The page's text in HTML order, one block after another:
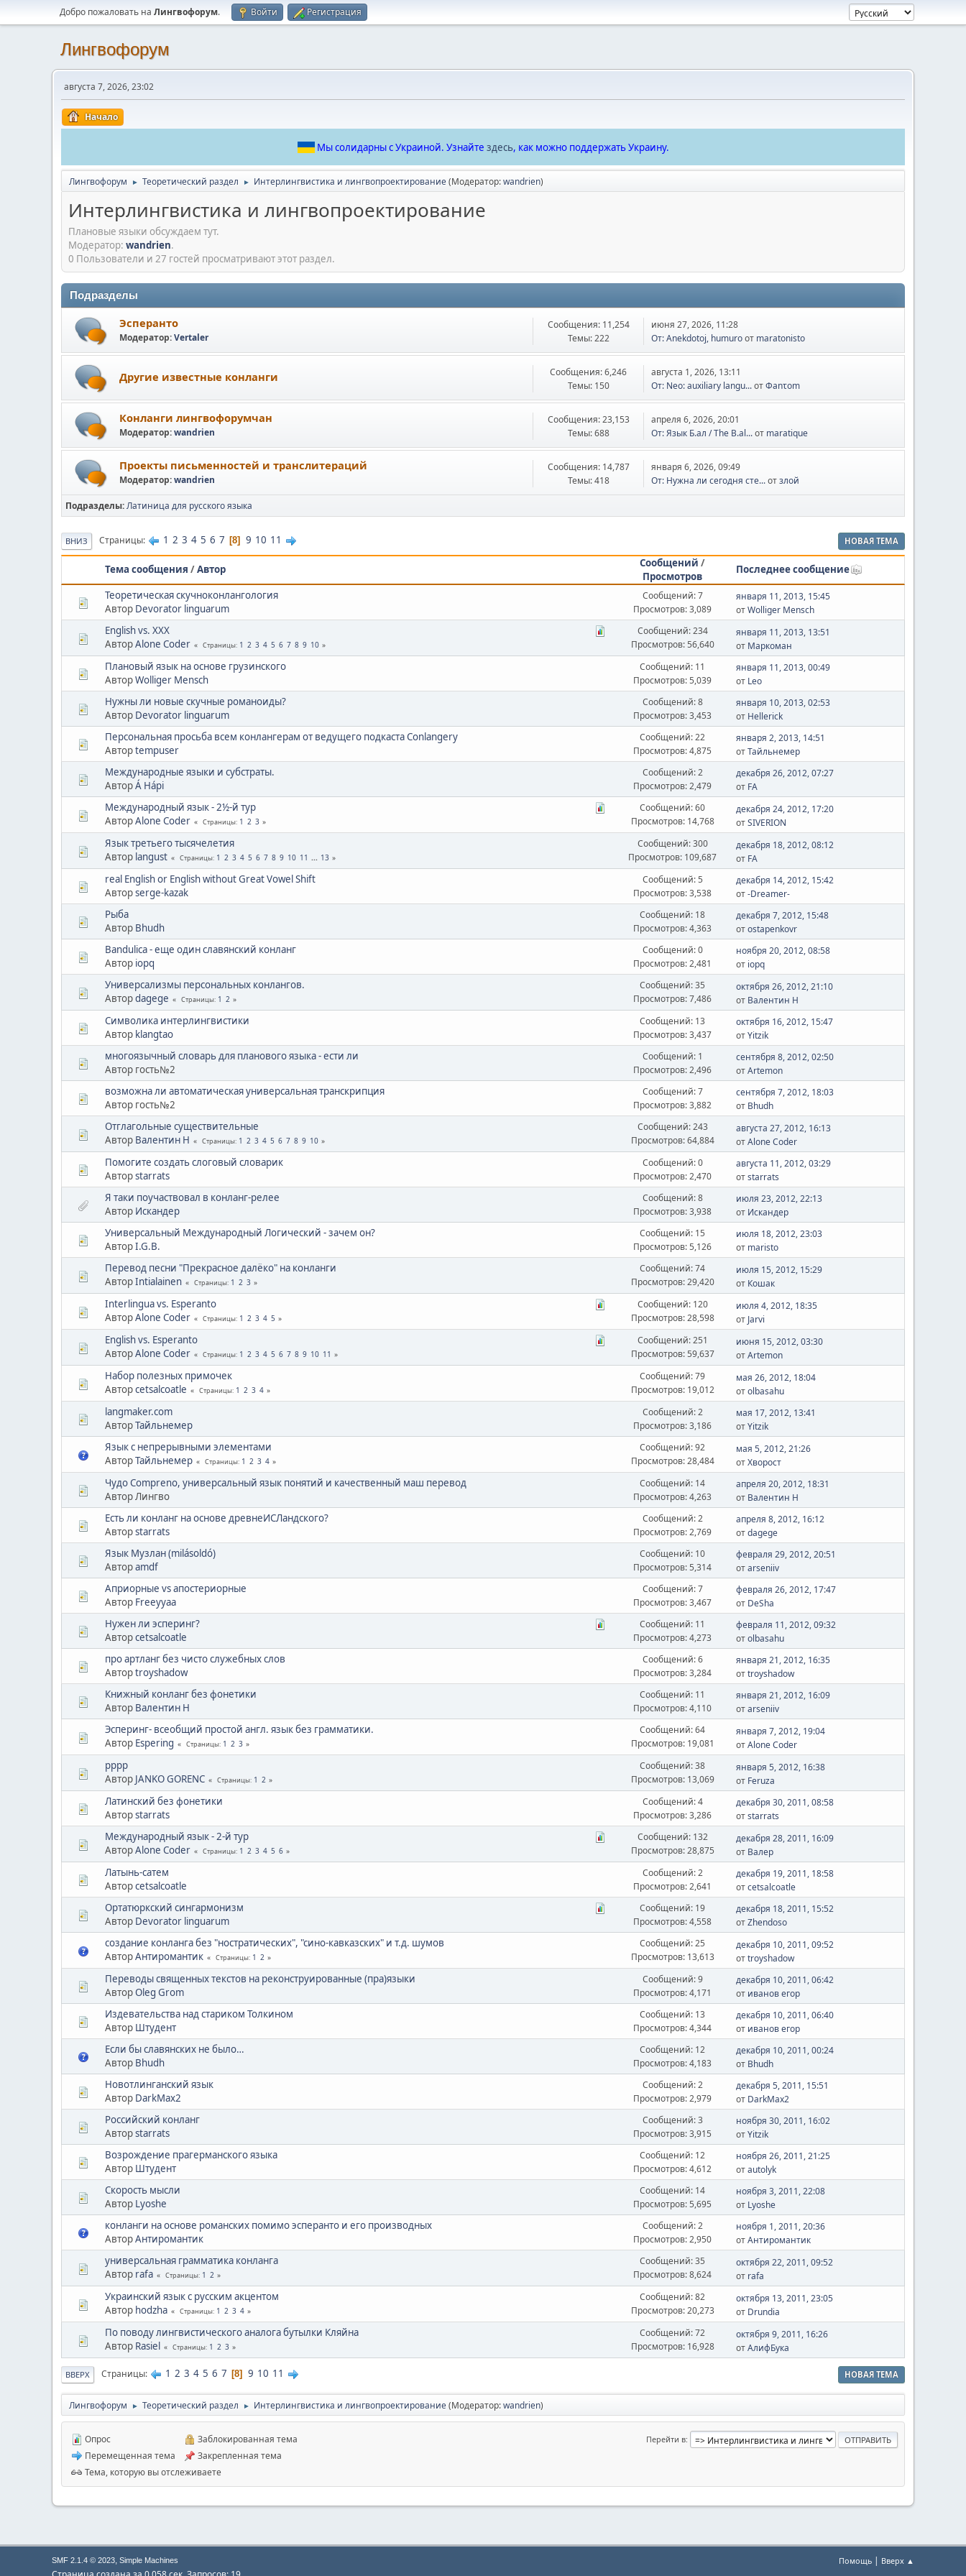
Добро пожаловать на Лингвофорум. Войти Регистрация
Лингвофорум
августа 7, 2026, 23:02
Начало
Мы солидарны с Украиной. Узнайте здесь, как можно поддержать Украину.
Лингвофорум ► Теоретический раздел ► Интерлингвистика и лингвопроектирование(Модератор:wandrien)
Интерлингвистика и лингвопроектирование
Плановые языки обсуждаем тут.
Модератор: wandrien.
0 Пользователи и 27 гостей просматривают этот раздел.
Подразделы
Эсперанто
Модератор:Vertaler
Сообщения: 11,254
Темы: 222
июня 27, 2026, 11:28
От: Anekdotoj, humuroот maratonisto
Другие известные конланги
Сообщения: 6,246
Темы: 150
августа 1, 2026, 13:11
От: Neo: auxiliary langu...отΦanτοm
Конланги лингвофорумчан
Модератор:wandrien
Сообщения: 23,153
Темы: 688
апреля 6, 2026, 20:01
От: Язык Б.ал / The B.al...от maratique
Проекты письменностей и транслитераций
Модератор:wandrien
Сообщения: 14,787
Темы: 418
января 6, 2026, 09:49
От: Нужна ли сегодня сте...отзлой
Подразделы Латиница для русского языка
ВНИЗ Страницы 1 2 3 4 5 6 7 8 9 10 11 НОВАЯ ТЕМА
Тема сообщения /Автор
Сообщений /
Просмотров
Последнее сообщение
Теоретическая скучноконлангология
Автор Devorator linguarum
Сообщений: 7
Просмотров: 3,089
января 11, 2013, 15:45
отWolliger Mensch
English vs. XXX
АвторAlone Coder Страницы 1 2 3 4 5 6 7 8 9 10
Сообщений: 234
Просмотров: 56,640
января 11, 2013, 13:51
от Маркоман
Плановый язык на основе грузинского
АвторWolliger Mensch
Сообщений: 11
Просмотров: 5,039
января 11, 2013, 00:49
от Leo
Нужны ли новые скучные романоиды?
Автор Devorator linguarum
Сообщений: 8
Просмотров: 3,453
января 10, 2013, 02:53
от Hellerick
Персональная просьба всем конлангерам от ведущего подкаста Conlangery
Авторtempuser
Сообщений: 22
Просмотров: 4,875
января 2, 2013, 14:51
отТайльнемер
Международные языки и субстраты.
АвторÁ Hápi
Сообщений: 2
Просмотров: 2,479
декабря 26, 2012, 07:27
от FA
Международный язык - 2½-й тур
АвторAlone Coder Страницы 1 2 3
Сообщений: 60
Просмотров: 14,768
декабря 24, 2012, 17:20
отSIVERION
Язык третьего тысячелетия
Автор langust Страницы 1 2 3 4 5 6 7 8 9 10 11 ... 13
Сообщений: 300
Просмотров: 109,687
декабря 18, 2012, 08:12
от FA
real English or English without Great Vowel Shift
Авторserge-kazak
Сообщений: 5
Просмотров: 3,538
декабря 14, 2012, 15:42
от-Dreamer-
Рыба
Автор Bhudh
Сообщений: 18
Просмотров: 4,363
декабря 7, 2012, 15:48
отostapenkovr
Bandulica - еще один славянский конланг
Автор iopq
Сообщений: 0
Просмотров: 2,481
ноября 20, 2012, 08:58
от iopq
Универсализмы персональных конлангов.
Авторdagege Страницы 1 2
Сообщений: 35
Просмотров: 7,486
октября 26, 2012, 21:10
от Валентин Н
Символика интерлингвистики
Автор klangtao
Сообщений: 13
Просмотров: 3,437
октября 16, 2012, 15:47
отYitzik
многоязычный словарь для планового языка - ести ли
Автор гость№2
Сообщений: 1
Просмотров: 2,496
сентября 8, 2012, 02:50
отArtemon
возможна ли автоматическая универсальная транскрипция
Автор гость№2
Сообщений: 7
Просмотров: 3,882
сентября 7, 2012, 18:03
от Bhudh
Отглагольные существительные
Автор Валентин Н Страницы 1 2 3 4 5 6 7 8 9 10
Сообщений: 243
Просмотров: 64,884
августа 27, 2012, 16:13
отAlone Coder
Помогите создать слоговый словарик
Авторstarrats
Сообщений: 0
Просмотров: 2,470
августа 11, 2012, 03:29
отstarrats
Я таки поучаствовал в конланг-релее
Автор Искандер
Сообщений: 8
Просмотров: 3,938
июля 23, 2012, 22:13
от Искандер
Универсальный Международный Логический - зачем он?
АвторI.G.B.
Сообщений: 15
Просмотров: 5,126
июля 18, 2012, 23:03
от maristo
Перевод песни "Прекрасное далёко" на конланги
АвторIntialainen Страницы 1 2 3
Сообщений: 74
Просмотров: 29,420
июля 15, 2012, 15:29
от Кошак
Interlingua vs. Esperanto
АвторAlone Coder Страницы 1 2 3 4 5
Сообщений: 120
Просмотров: 28,598
июля 4, 2012, 18:35
от Jarvi
English vs. Esperanto
АвторAlone Coder Страницы 1 2 3 4 5 6 7 8 9 10 11
Сообщений: 251
Просмотров: 59,637
июня 15, 2012, 03:30
отArtemon
Набор полезных примочек
Авторcetsalcoatle Страницы 1 2 3 4
Сообщений: 79
Просмотров: 19,012
мая 26, 2012, 18:04
отolbasahu
langmaker.com
АвторТайльнемер
Сообщений: 2
Просмотров: 3,186
мая 17, 2012, 13:41
отYitzik
Язык с непрерывными элементами
АвторТайльнемер Страницы 1 2 3 4
Сообщений: 92
Просмотров: 28,484
мая 5, 2012, 21:26
отХворост
Чудо Compreno, универсальный язык понятий и качественный маш перевод
Автор Лингво
Сообщений: 14
Просмотров: 4,263
апреля 20, 2012, 18:31
от Валентин Н
Есть ли конланг на основе древнеИСЛандского?
Авторstarrats
Сообщений: 2
Просмотров: 2,769
апреля 8, 2012, 16:12
отdagege
Язык Музлан (milásoldó)
Авторamdf
Сообщений: 10
Просмотров: 5,314
февраля 29, 2012, 20:51
отarseniiv
Априорные vs апостериорные
Автор Freeyyaa
Сообщений: 7
Просмотров: 3,467
февраля 26, 2012, 17:47
от DeSha
Нужен ли эсперинг?
Авторcetsalcoatle
Сообщений: 11
Просмотров: 4,273
февраля 11, 2012, 09:32
отolbasahu
про артланг без чисто служебных слов
Авторtroyshadow
Сообщений: 6
Просмотров: 3,284
января 21, 2012, 16:35
отtroyshadow
Книжный конланг без фонетики
Автор Валентин Н
Сообщений: 11
Просмотров: 4,110
января 21, 2012, 16:09
отarseniiv
Эсперинг- всеобщий простой англ. язык без грамматики.
Автор Espering Страницы 1 2 3
Сообщений: 64
Просмотров: 19,081
января 7, 2012, 19:04
отAlone Coder
pppp
Автор JANKO GORENC Страницы 1 2
Сообщений: 38
Просмотров: 13,069
января 5, 2012, 16:38
от Feruza
Латинский без фонетики
Авторstarrats
Сообщений: 4
Просмотров: 3,286
декабря 30, 2011, 08:58
отstarrats
Международный язык - 2-й тур
АвторAlone Coder Страницы 1 2 3 4 5 6
Сообщений: 132
Просмотров: 28,875
декабря 28, 2011, 16:09
от Валер
Латынь-сатем
Авторcetsalcoatle
Сообщений: 2
Просмотров: 2,641
декабря 19, 2011, 18:58
отcetsalcoatle
Ортатюркский сингармонизм
Автор Devorator linguarum
Сообщений: 19
Просмотров: 4,558
декабря 18, 2011, 15:52
отZhendoso
создание конланга без "ностратических", "сино-кавказских" и т.д. шумов
АвторАнтиромантик Страницы 1 2
Сообщений: 25
Просмотров: 13,613
декабря 10, 2011, 09:52
отtroyshadow
Переводы священных текстов на реконструированные (пра)языки
АвторOleg Grom
Сообщений: 9
Просмотров: 4,171
декабря 10, 2011, 06:42
от иванов егор
Издевательства над стариком Толкином
Автор Штудент
Сообщений: 13
Просмотров: 4,344
декабря 10, 2011, 06:40
от иванов егор
Если бы славянских не было…
Автор Bhudh
Сообщений: 12
Просмотров: 4,183
декабря 10, 2011, 00:24
от Bhudh
Новотлинганский язык
Автор DarkMax2
Сообщений: 2
Просмотров: 2,979
декабря 5, 2011, 15:51
от DarkMax2
Российский конланг
Авторstarrats
Сообщений: 3
Просмотров: 3,915
ноября 30, 2011, 16:02
отYitzik
Возрождение прагерманского языка
Автор Штудент
Сообщений: 12
Просмотров: 4,612
ноября 26, 2011, 21:25
отautolyk
Скорость мысли
Автор Lyoshe
Сообщений: 14
Просмотров: 5,695
ноября 3, 2011, 22:08
от Lyoshe
конланги на основе романских помимо эсперанто и его производных
АвторАнтиромантик
Сообщений: 2
Просмотров: 2,950
ноября 1, 2011, 20:36
отАнтиромантик
универсальная грамматика конланга
Автор rafa Страницы 1 2
Сообщений: 35
Просмотров: 8,624
октября 22, 2011, 09:52
от rafa
Украинский язык с русским акцентом
Автор hodzha Страницы 1 2 3 4
Сообщений: 82
Просмотров: 20,273
октября 13, 2011, 23:05
от Drundia
По поводу лингвистического аналога бутылки Кляйна
Автор Rasiel Страницы 1 2 3
Сообщений: 72
Просмотров: 16,928
октября 9, 2011, 16:26
отАлифБука
НОВАЯ ТЕМА
ВВЕРХ Страницы 1 2 3 4 5 6 7 8 9 10 11
Лингвофорум ► Теоретический раздел ► Интерлингвистика и лингвопроектирование(Модератор:wandrien)
Перейти в
Опрос
Перемещенная тема
Заблокированная тема
Закрепленная тема
Тема, которую вы отслеживаете
Помощь | Вверх ▲
SMF 2.1.4 © 2023, Simple Machines